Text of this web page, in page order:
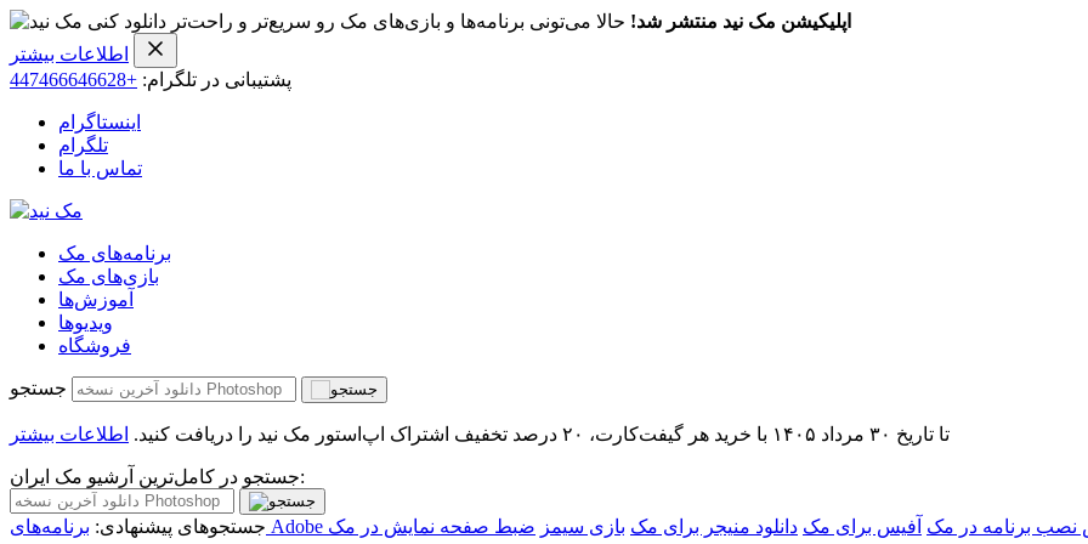
اپلیکیشن مک نید منتشر شد! حالا می‌تونی برنامه‌ها و بازی‌های مک رو سریع‌تر و راحت‌تر دانلود کنی
اطلاعات بیشتر
پشتیبانی در تلگرام: +447466646628
اینستاگرام
تلگرام
تماس با ما
برنامه‌های مک
بازی‌های مک
آموزش‌ها
ویدیو‌ها
فروشگاه
جستجو
تا تاریخ ۳۰ مرداد ۱۴۰۵ با خرید هر گیفت‌کارت، ۲۰ درصد تخفیف اشتراک اپ‌استور مک نید را دریافت کنید. اطلاعات بیشتر
جستجو در کامل‌ترین آرشیو مک ایران:
جستجوهای پیشنهادی: نصب برنامه در مک آفیس برای مک دانلود منیجر برای مک بازی سیمز ضبط صفحه نمایش در مک